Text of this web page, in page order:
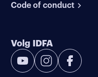
Code of conduct
Volg IDFA